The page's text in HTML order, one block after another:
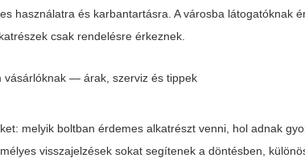
használatra és karbantartásra. A városba látogatóknak
csak rendelésre érkeznek.
melyik boltban érdemes alkatrészt venni, hol adnak
visszajelzések sokat segítenek a döntésben,